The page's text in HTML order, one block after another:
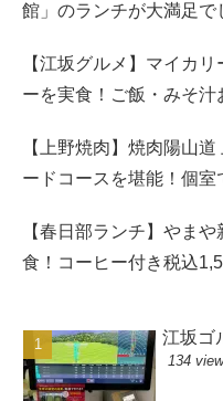
館」のランチが大満足で
【江坂グルメ】マイカ
ーを実食！ご飯・みそ
【上野焼肉】焼肉陽山
ードコースを堪能！個
【春日部ランチ】やま
食！コーヒー付き税込
江坂ゴ
134